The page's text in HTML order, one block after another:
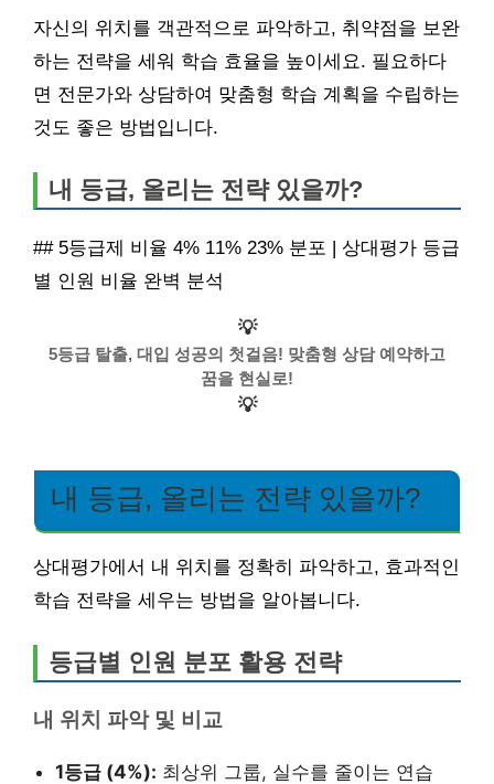
자신의 위치를 객관적으로 파악하고, 취약점을 보완
하는 전략을 세워 학습 효율을 높이세요. 필요하다
면 전문가와 상담하여 맞춤형 학습 계획을 수립하는
것도 좋은 방법입니다.
내 등급, 올리는 전략 있을까?
## 5등급제 비율 4% 11% 23% 분포 | 상대평가 등급
별 인원 비율 완벽 분석
💡
5등급 탈출, 대입 성공의 첫걸음! 맞춤형 상담 예약하고
꿈을 현실로!
💡
내 등급, 올리는 전략 있을까?
상대평가에서 내 위치를 정확히 파악하고, 효과적인
학습 전략을 세우는 방법을 알아봅니다.
등급별 인원 분포 활용 전략
내 위치 파악 및 비교
1등급 (4%): 최상위 그룹, 실수를 줄이는 연습